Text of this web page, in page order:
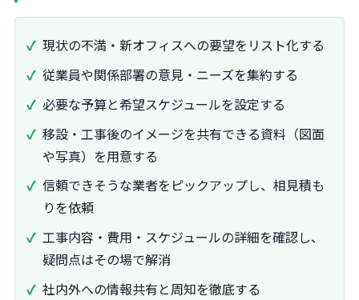
現状の不満・新オフィスへの要望をリスト化する
従業員や関係部署の意見・ニーズを集約する
必要な予算と希望スケジュールを設定する
移設・工事後のイメージを共有できる資料（図面
や写真）を用意する
信頼できそうな業者をピックアップし、相見積も
りを依頼
工事内容・費用・スケジュールの詳細を確認し、
疑問点はその場で解消
社内外への情報共有と周知を徹底する